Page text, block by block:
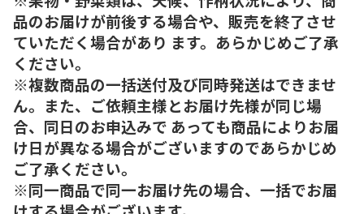
品のお届けが前後する場合や、販売を終了させ
ていただく場合があり ます。あらかじめご了承
ください。
※複数商品の一括送付及び同時発送はできませ
ん。また、ご依頼主様とお届け先様が同じ場
合、同日のお申込みで あっても商品によりお届
け日が異なる場合がございますのであらかじめ
ご了承ください。
※同一商品で同一お届け先の場合、一括でお届